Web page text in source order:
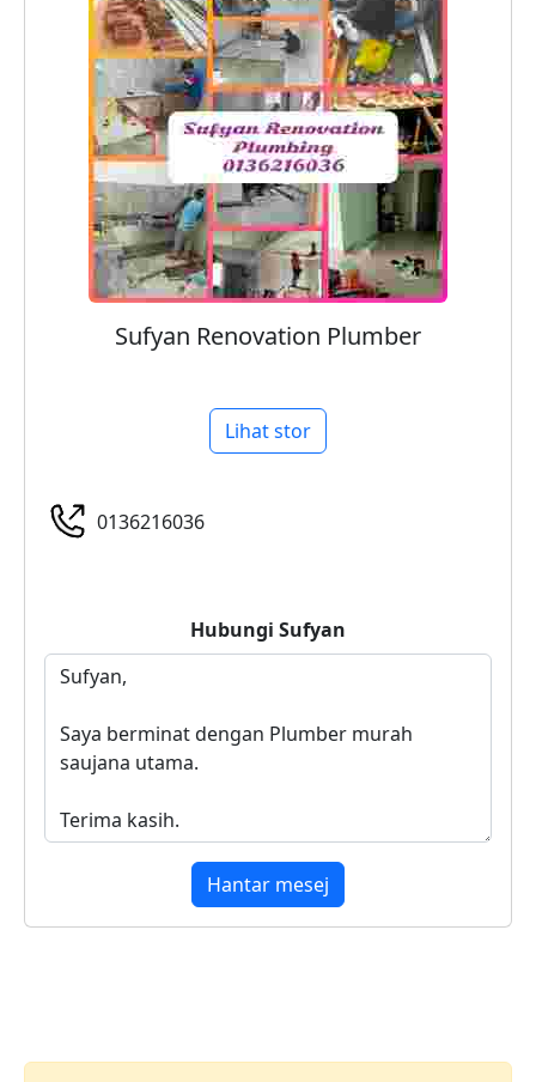
Sufyan Renovation Plumber
Lihat stor
0136216036
Hubungi Sufyan
Hantar mesej